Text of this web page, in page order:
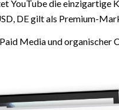
YouTube die einzigartige
DE gilt als Premium-
Media und